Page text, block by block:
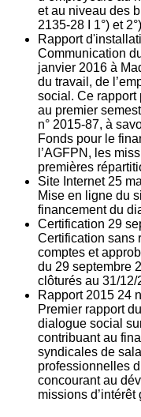
et au niveau des
2135‐28 I 1°) et
Rapport
Communication
janvier 2016 à
du travail, de
social. Ce
au premier
n° 2015-87, à
Fonds pour le
l’AGFPN, les
premières
Site Internet 25
Mise en ligne du
financement du
Certification 29
Certification sans
comptes et
du 29 septembre
clôturés au 31/12/
Rapport 2015 24
Premier rapport
dialogue social
contribuant au
syndicales de
professionnelles
concourant au
missions d’intérêt